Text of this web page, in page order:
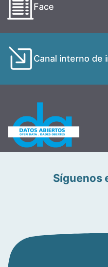
Face
Canal interno de
Síguenos